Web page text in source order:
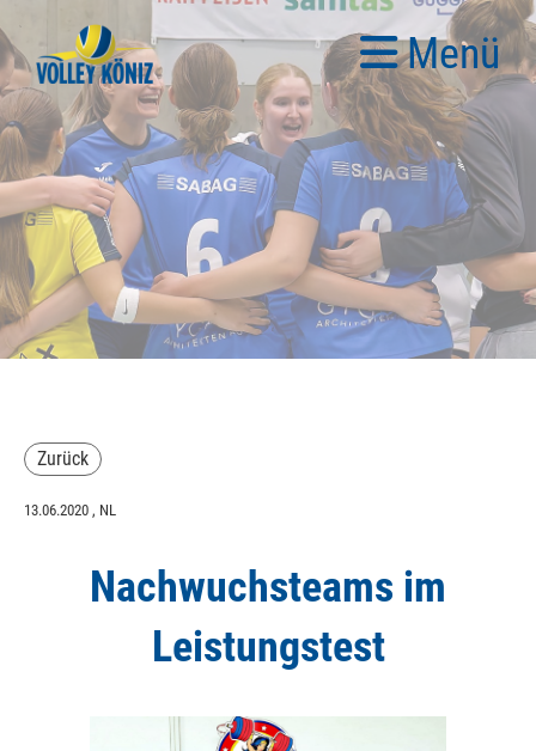
Menü
Zurück
13.06.2020 , NL
Nachwuchsteams im
Leistungstest